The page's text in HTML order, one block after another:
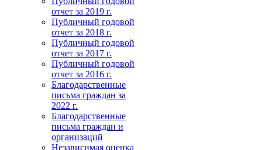
отчет за 2019 г.
Публичный годовой
отчет за 2018 г.
Публичный годовой
отчет за 2017 г.
Публичный годовой
отчет за 2016 г.
Благодарственные
письма граждан за
2022 г.
Благодарственные
письма граждан и
организаций
Независимая оценка